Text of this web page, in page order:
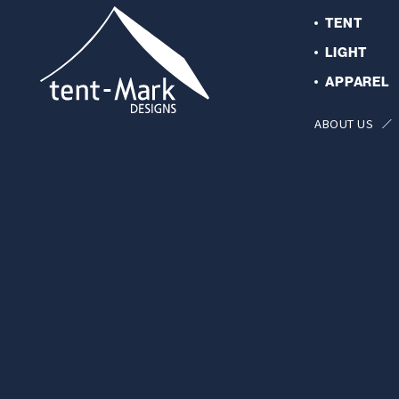
TENT
LIGHT
APPAREL
ABOUT US